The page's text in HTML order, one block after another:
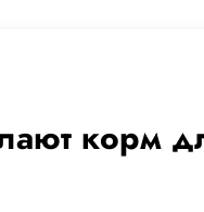
корм